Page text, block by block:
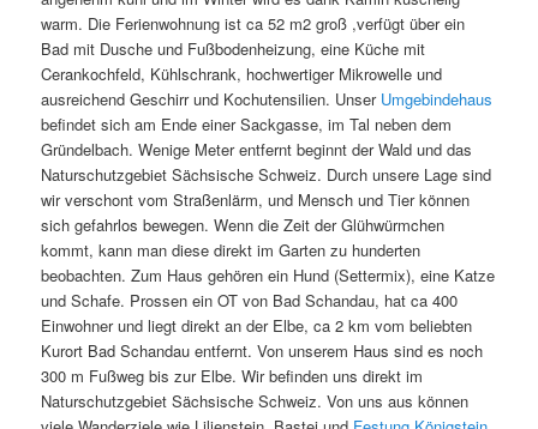
warm. Die Ferienwohnung ist ca 52 m2 groß ,verfügt über ein
Bad mit Dusche und Fußbodenheizung, eine Küche mit
Cerankochfeld, Kühlschrank, hochwertiger Mikrowelle und
ausreichend Geschirr und Kochutensilien. Unser Umgebindehaus
befindet sich am Ende einer Sackgasse, im Tal neben dem
Gründelbach. Wenige Meter entfernt beginnt der Wald und das
Naturschutzgebiet Sächsische Schweiz. Durch unsere Lage sind
wir verschont vom Straßenlärm, und Mensch und Tier können
sich gefahrlos bewegen. Wenn die Zeit der Glühwürmchen
kommt, kann man diese direkt im Garten zu hunderten
beobachten. Zum Haus gehören ein Hund (Settermix), eine Katze
und Schafe. Prossen ein OT von Bad Schandau, hat ca 400
Einwohner und liegt direkt an der Elbe, ca 2 km vom beliebten
Kurort Bad Schandau entfernt. Von unserem Haus sind es noch
300 m Fußweg bis zur Elbe. Wir befinden uns direkt im
Naturschutzgebiet Sächsische Schweiz. Von uns aus können